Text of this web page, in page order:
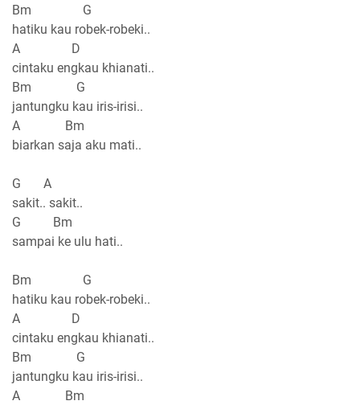
Bm G
hatiku kau robek-robeki..
A D
cintaku engkau khianati..
Bm G
jantungku kau iris-irisi..
A Bm
biarkan saja aku mati..
G A
sakit.. sakit..
G Bm
sampai ke ulu hati..
Bm G
hatiku kau robek-robeki..
A D
cintaku engkau khianati..
Bm G
jantungku kau iris-irisi..
A Bm